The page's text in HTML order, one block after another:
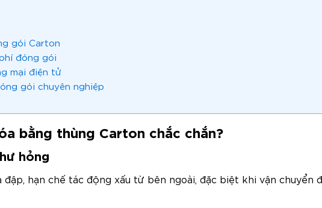
gói Carton
đóng gói
mại điện tử
gói chuyên nghiệp
bằng thùng Carton chắc chắn?
hỏng
hạn chế tác động xấu từ bên ngoài, đặc biệt khi vận chuyển